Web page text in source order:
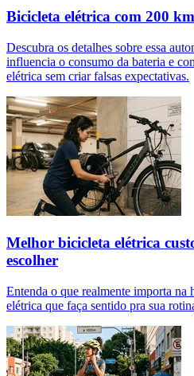
Bicicleta elétrica com 200
Descubra os detalhes sobre essa
influencia o consumo da bateria e
elétrica sem criar falsas expectativas.
Melhor bicicleta elétrica
escolher
Entenda o que realmente importa na
elétrica que faça sentido pra sua